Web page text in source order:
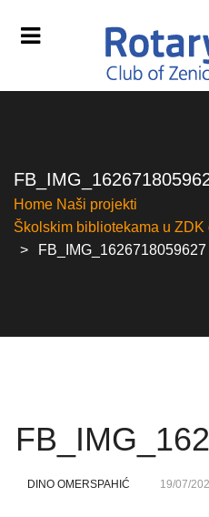
Home Naši projekti
Školskim bibliotekama u
FB_IMG_1626718059627
DINO OMERSPAHIĆ 19/07/